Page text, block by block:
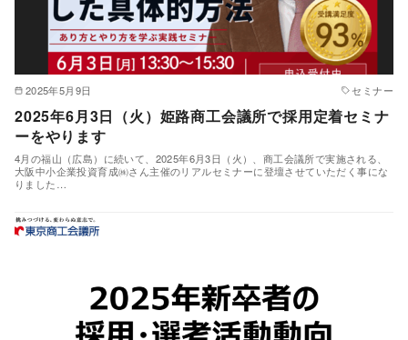
2025年5月9日 セミナー
2025年6月3日（火）姫路商工会議所で採用定着セミナ
ーをやります
4月の福山（広島）に続いて、2025年6月3日（火）、商工会議所で実施される、
大阪中小企業投資育成㈱さん主催のリアルセミナーに登壇させていただく事にな
りました…